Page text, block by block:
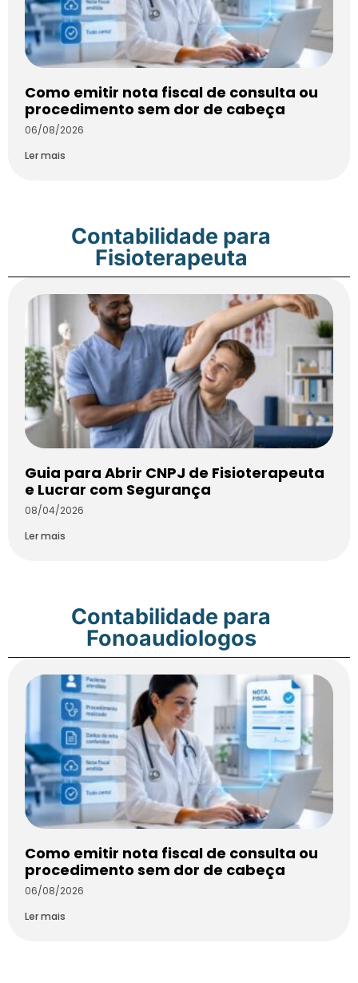
Como emitir nota fiscal de consulta ou
procedimento sem dor de cabeça
06/08/2026
Ler mais
Contabilidade para
Fisioterapeuta
Guia para Abrir CNPJ de Fisioterapeuta
e Lucrar com Segurança
08/04/2026
Ler mais
Contabilidade para
Fonoaudiologos
Como emitir nota fiscal de consulta ou
procedimento sem dor de cabeça
06/08/2026
Ler mais